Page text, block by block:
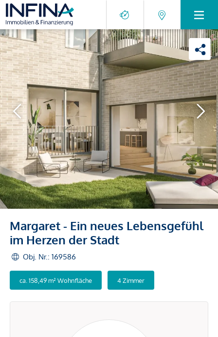
Margaret - Ein neues Lebensgefühl
im Herzen der Stadt
Obj. Nr.: 169586
ca. 158,49 m² Wohnfläche 4 Zimmer